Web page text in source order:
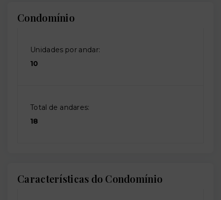
Condomínio
Unidades por andar:
10
Total de andares:
18
Características do Condomínio